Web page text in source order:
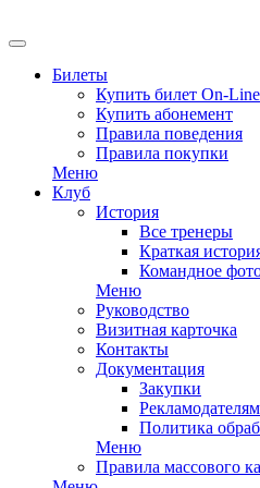
Билеты
Купить билет On-Line
Купить абонемент
Правила поведения
Правила покупки
Меню
Клуб
История
Все тренеры
Краткая
Командное
Меню
Руководство
Визитная карточка
Контакты
Документация
Закупки
Рекламодателям
Политика
Меню
Правила массового